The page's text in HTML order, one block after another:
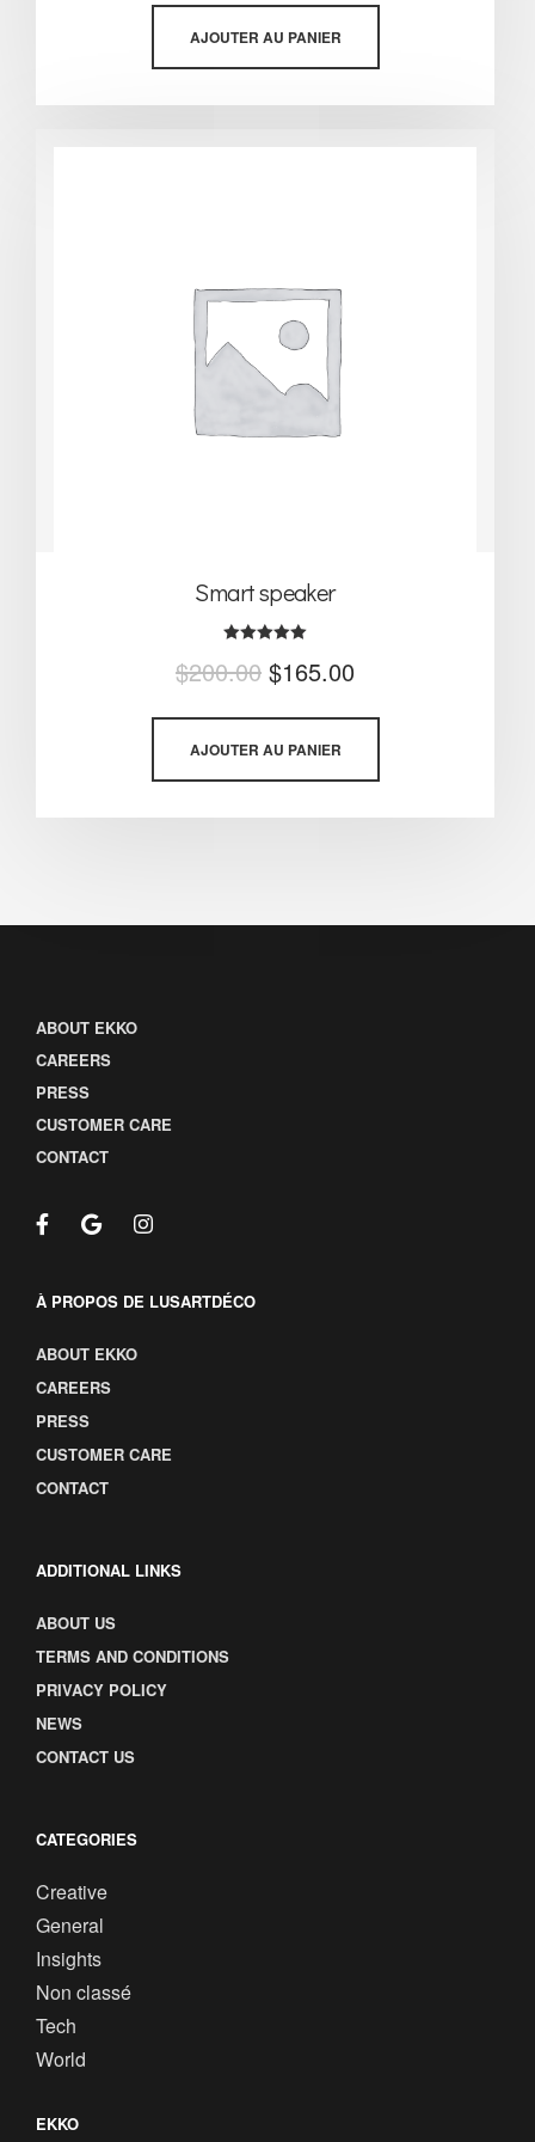
sur 5
AJOUTER AU PANIER
Smart speaker
5.00
sur 5
$200.00 $165.00
AJOUTER AU PANIER
ABOUT EKKO
CAREERS
PRESS
CUSTOMER CARE
CONTACT
À PROPOS DE LUSARTDÉCO
ABOUT EKKO
CAREERS
PRESS
CUSTOMER CARE
CONTACT
ADDITIONAL LINKS
ABOUT US
TERMS AND CONDITIONS
PRIVACY POLICY
NEWS
CONTACT US
CATEGORIES
Creative
General
Insights
Non classé
Tech
World
EKKO